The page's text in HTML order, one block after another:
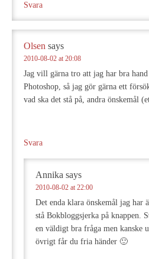
Svara
Olsen says
2010-08-02 at 20:08
Jag vill gärna tro att jag har bra
Photoshop, så jag gör gärna ett
vad ska det stå på, andra önskemål
Svara
Annika says
2010-08-02 at 22:00
Det enda klara önskemål jag har
stå Bokbloggsjerka på knappen.
en väldigt bra fråga men kanske
övrigt får du fria händer 🙂